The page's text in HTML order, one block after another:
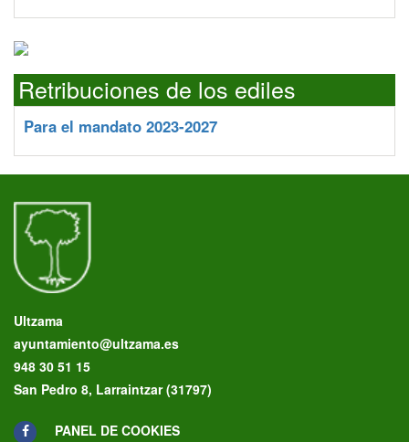
Retribuciones de los ediles
Para el mandato 2023-2027
Ultzama
ayuntamiento@ultzama.es
948 30 51 15
San Pedro 8, Larraintzar (31797)
PANEL DE COOKIES